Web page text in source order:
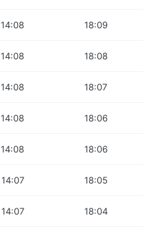
14:08 18:09
14:08 18:08
14:08 18:07
14:08 18:06
14:08 18:06
14:07 18:05
14:07 18:04